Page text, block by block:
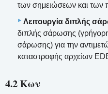
των σημειώσεων και των
Λειτουργία διπλής
διπλής σάρωσης (γρήγορη
σάρωσης) για την
καταστροφής αρχείων
4.2 Κων